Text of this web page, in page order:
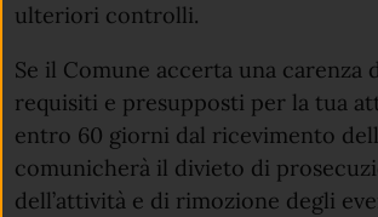
ulteriori controlli.
Se il Comune accerta una carenza
requisiti e presupposti per la tua
entro 60 giorni dal ricevimento
comunicherà il divieto di
dell’attività e di rimozione degli